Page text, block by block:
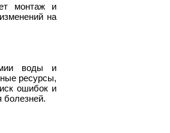
монтаж и
на
воды и
ресурсы,
ошибок и
болезней.